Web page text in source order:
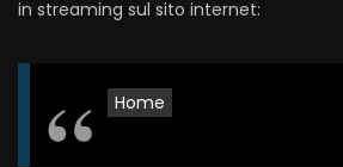
in streaming sul sito internet:
Home